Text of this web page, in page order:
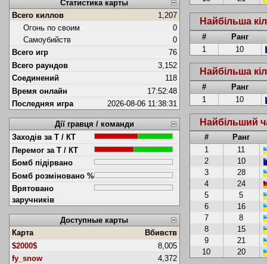
Статистика карты
Всего киллов
1,207
Огонь по своим
0
Самоубийств
0
Всего игр
76
Всего раундов
3,152
Соединений
118
Время онлайн
17:52:48
Последняя игра
2026-08-06 11:38:31
Дії гравця / команди
Заходів за Т / КТ
Перемог за Т / КТ
Бомб підірвано
Бомб розміновано %
Врятовано
заручників
Доступные карты
Карта
Вбивств
$2000$
8,005
fy_snow
4,372
Найбільша
#
Ранг
1
10
Найбільша
#
Ранг
1
10
Найбільший
#
Ранг
1
11
2
10
3
28
4
24
5
5
6
16
7
8
8
15
9
21
10
20